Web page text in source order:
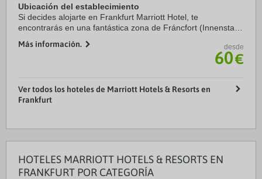
Ubicación del establecimiento
Si decides alojarte en Frankfurt Marriott Hotel, te
encontrarás en una fantástica zona de Fráncfort (Innenstadt
Frankfurt y a apenas 5 min a pie de ...
Más información. desde
60€
Ver todos los hoteles de Marriott Hotels & Resorts en
Frankfurt
HOTELES MARRIOTT HOTELS & RESORTS EN
FRANKFURT POR CATEGORÍA